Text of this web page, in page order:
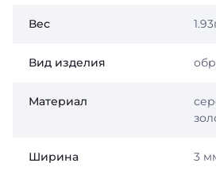
Вес
Вид изделия
Материал
Ширина 3